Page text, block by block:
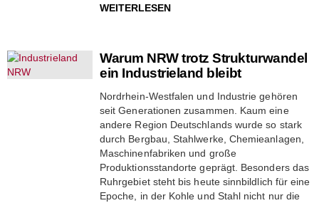
WEITERLESEN
Warum NRW trotz Strukturwandel
ein Industrieland bleibt
Nordrhein-Westfalen und Industrie gehören
seit Generationen zusammen. Kaum eine
andere Region Deutschlands wurde so stark
durch Bergbau, Stahlwerke, Chemieanlagen,
Maschinenfabriken und große
Produktionsstandorte geprägt. Besonders das
Ruhrgebiet steht bis heute sinnbildlich für eine
Epoche, in der Kohle und Stahl nicht nur die